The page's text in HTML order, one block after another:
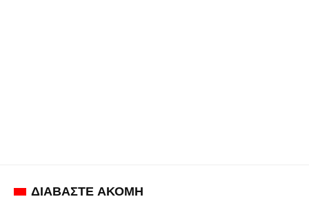
ΔΙΑΒΑΣΤΕ ΑΚΟΜΗ